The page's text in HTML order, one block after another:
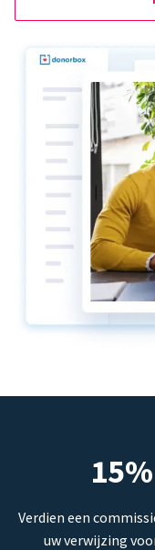
Verdien een
uw verwijzing